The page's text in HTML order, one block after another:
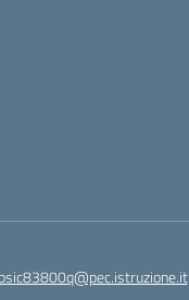
bsic83800q@pec.istruzione.it